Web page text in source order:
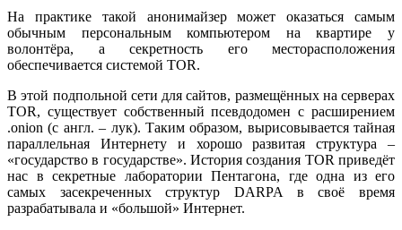
На практике такой анонимайзер может оказаться самым
обычным персональным компьютером на квартире у
волонтёра, а секретность его месторасположения
обеспечивается системой TOR.
В этой подпольной сети для сайтов, размещённых на серверах
TOR, существует собственный псевдодомен с расширением
.onion (с англ. – лук). Таким образом, вырисовывается тайная
параллельная Интернету и хорошо развитая структура –
«государство в государстве». История создания TOR приведёт
нас в секретные лаборатории Пентагона, где одна из его
самых засекреченных структур DARPA в своё время
разрабатывала и «большой» Интернет.